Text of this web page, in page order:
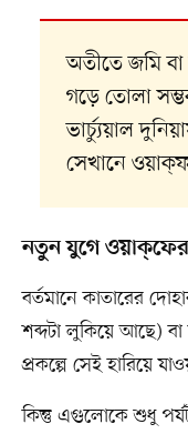
অতীতে জমি
গড়ে তোলা
ভার্চ্যুয়াল
সেখানে
নতুন যুগে
বর্তমানে কাতারের
শব্দটা লুকিয়ে আছে) বা
প্রকল্পে সেই হারিয়ে
কিন্তু এগুলোকে শুধু